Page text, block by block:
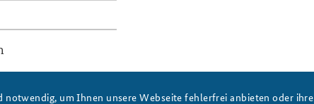
notwendig, um Ihnen unsere Webseite fehlerfrei anbieten oder ihre